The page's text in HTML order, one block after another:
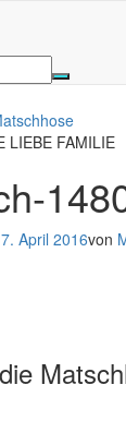
LIEBE FAMILIE
April 2016von